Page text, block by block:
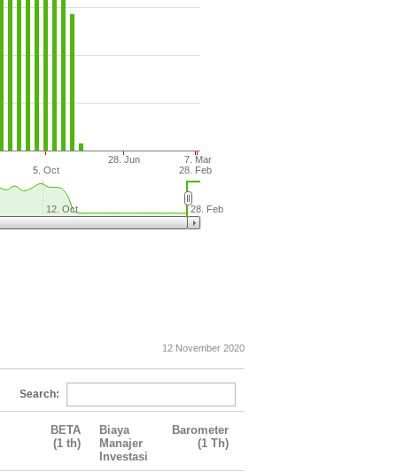
5. Oct
28. Jun
28. Feb
7. Mar
12. Oct 28. Feb
12 November 2020
Search:
BETA
(1 th)
Biaya
Manajer
Investasi
Barometer
(1 Th)